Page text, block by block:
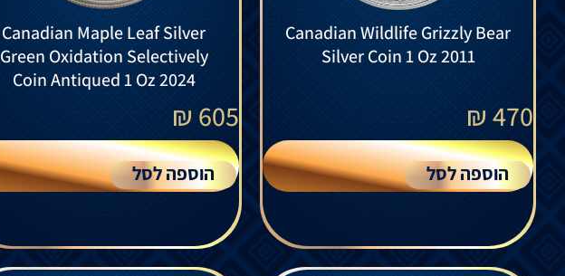
Canadian Wildlife Grizzly Bear
Silver Coin 1 Oz 2011
470
₪
הוספה לסל
Canadian Maple Leaf Silver
Green Oxidation Selectively
Coin Antiqued 1 Oz 2024
605
₪
הוספה לסל